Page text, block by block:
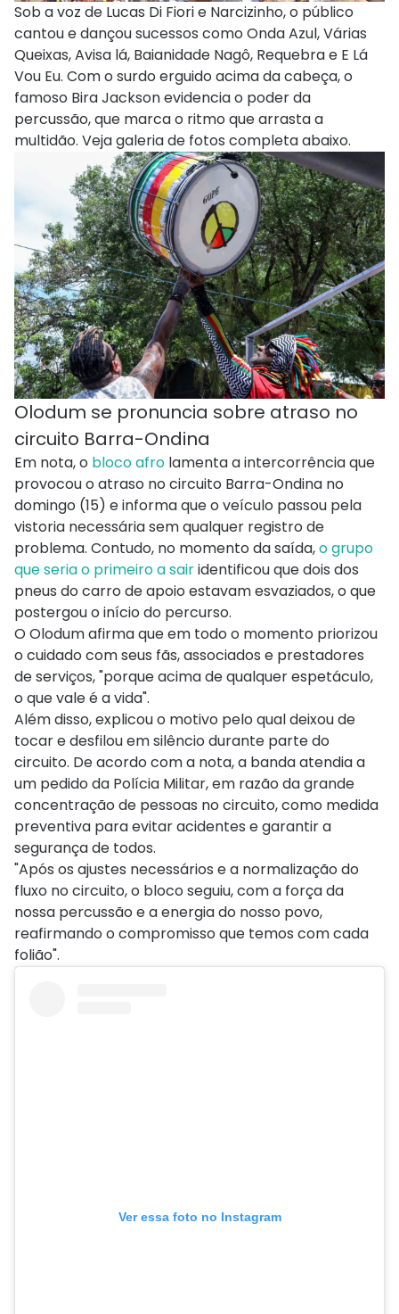
Sob a voz de Lucas Di Fiori e Narcizinho, o público
cantou e dançou sucessos como Onda Azul, Várias
Queixas, Avisa lá, Baianidade Nagô, Requebra e E Lá
Vou Eu. Com o surdo erguido acima da cabeça, o
famoso Bira Jackson evidencia o poder da
percussão, que marca o ritmo que arrasta a
multidão. Veja galeria de fotos completa abaixo.
Olodum se pronuncia sobre atraso no
circuito Barra-Ondina
Em nota, o bloco afro lamenta a intercorrência que
provocou o atraso no circuito Barra-Ondina no
domingo (15) e informa que o veículo passou pela
vistoria necessária sem qualquer registro de
problema. Contudo, no momento da saída,o grupo
que seria o primeiro a sairidentificou que dois dos
pneus do carro de apoio estavam esvaziados, o que
postergou o início do percurso.
O Olodum afirma que em todo o momento priorizou
o cuidado com seus fãs, associados e prestadores
de serviços, "porque acima de qualquer espetáculo,
o que vale é a vida".
Além disso, explicou o motivo pelo qual deixou de
tocar e desfilou em silêncio durante parte do
circuito. De acordo com a nota, a banda atendia a
um pedido da Polícia Militar, em razão da grande
concentração de pessoas no circuito, como medida
preventiva para evitar acidentes e garantir a
segurança de todos.
"Após os ajustes necessários e a normalização do
fluxo no circuito, o bloco seguiu, com a força da
nossa percussão e a energia do nosso povo,
reafirmando o compromisso que temos com cada
folião".
Ver essa foto no Instagram